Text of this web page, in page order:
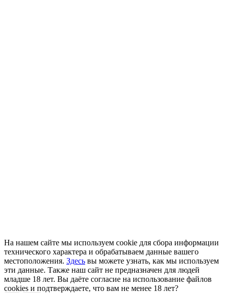
На нашем сайте мы используем cookie для сбора информации
технического характера и обрабатываем данные вашего
местоположения. Здесь вы можете узнать, как мы используем
эти данные. Также наш сайт не предназначен для людей
младше 18 лет. Вы даёте согласие на использование файлов
cookies и подтверждаете, что вам не менее 18 лет?